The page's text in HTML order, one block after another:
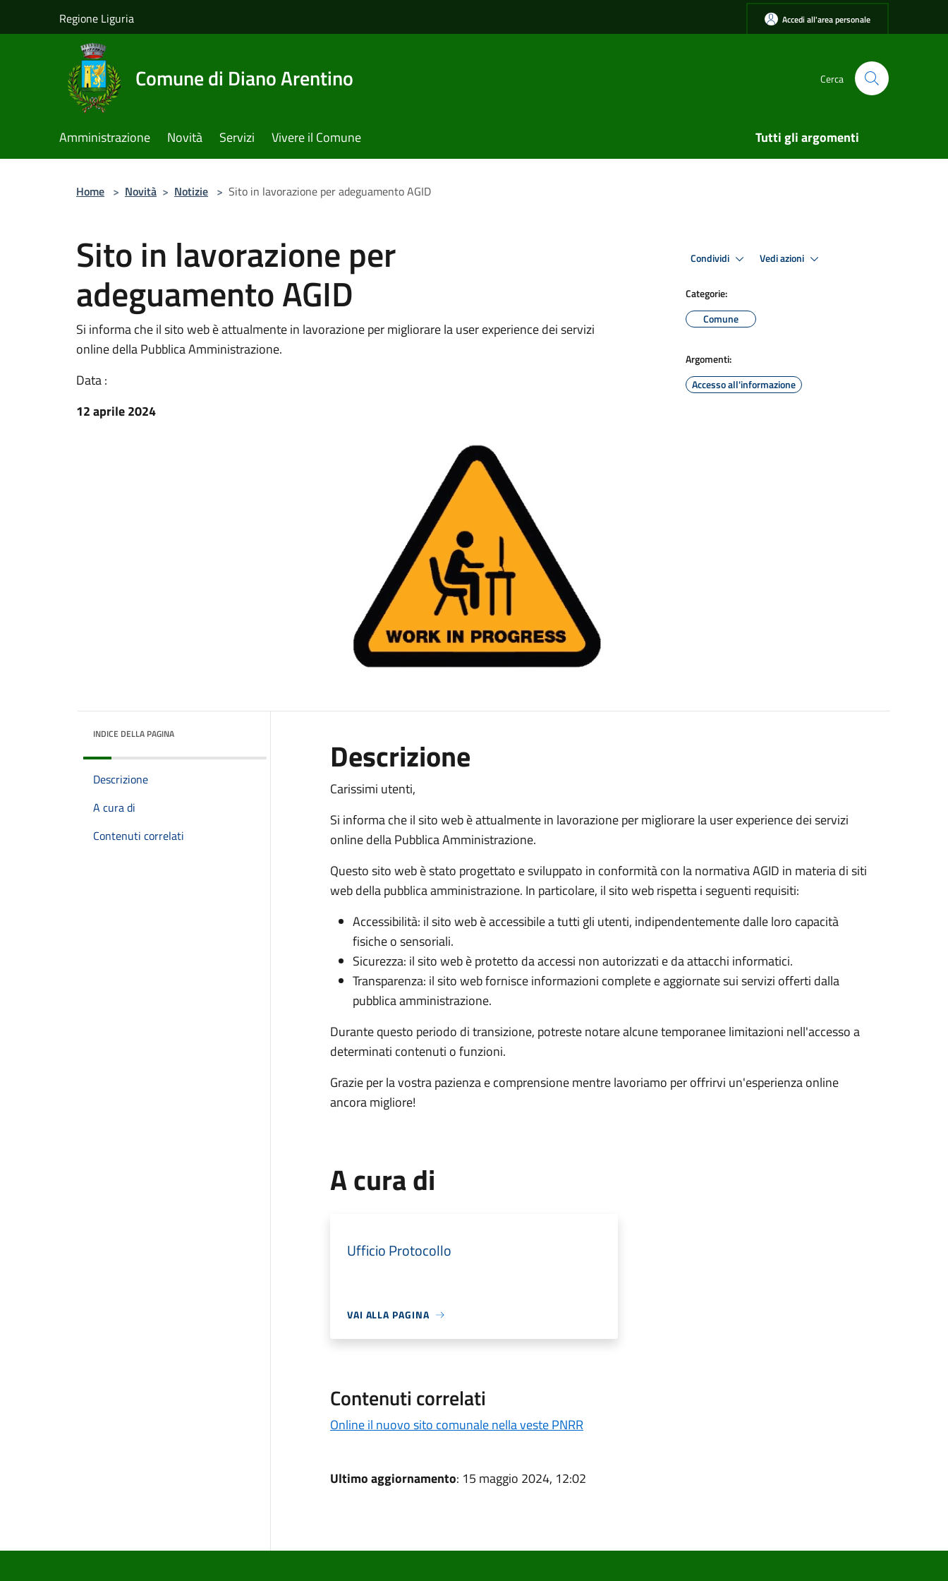
Regione Liguria Accedi all'area personale
Comune di Diano Arentino Cerca
Amministrazione Novità Servizi Vivere il Comune Tutti gli argomenti
Home > Novità > Notizie > Sito in lavorazione per adeguamento AGID
Sito in lavorazione per
adeguamento AGID
Si informa che il sito web è attualmente in lavorazione per migliorare la user experience dei servizi
online della Pubblica Amministrazione.
Data :
12 aprile 2024
Condividi Vedi azioni
Categorie:
Comune
Argomenti:
Accesso all'informazione
INDICE DELLA PAGINA
Descrizione
A cura di
Contenuti correlati
Descrizione
Carissimi utenti,
Si informa che il sito web è attualmente in lavorazione per migliorare la user experience dei servizi
online della Pubblica Amministrazione.
Questo sito web è stato progettato e sviluppato in conformità con la normativa AGID in materia di siti
web della pubblica amministrazione. In particolare, il sito web rispetta i seguenti requisiti:
Accessibilità: il sito web è accessibile a tutti gli utenti, indipendentemente dalle loro capacità
fisiche o sensoriali.
Sicurezza: il sito web è protetto da accessi non autorizzati e da attacchi informatici.
Transparenza: il sito web fornisce informazioni complete e aggiornate sui servizi offerti dalla
pubblica amministrazione.
Durante questo periodo di transizione, potreste notare alcune temporanee limitazioni nell'accesso a
determinati contenuti o funzioni.
Grazie per la vostra pazienza e comprensione mentre lavoriamo per offrirvi un'esperienza online
ancora migliore!
A cura di
Ufficio Protocollo
VAI ALLA PAGINA
Contenuti correlati
Online il nuovo sito comunale nella veste PNRR
Ultimo aggiornamento: 15 maggio 2024, 12:02